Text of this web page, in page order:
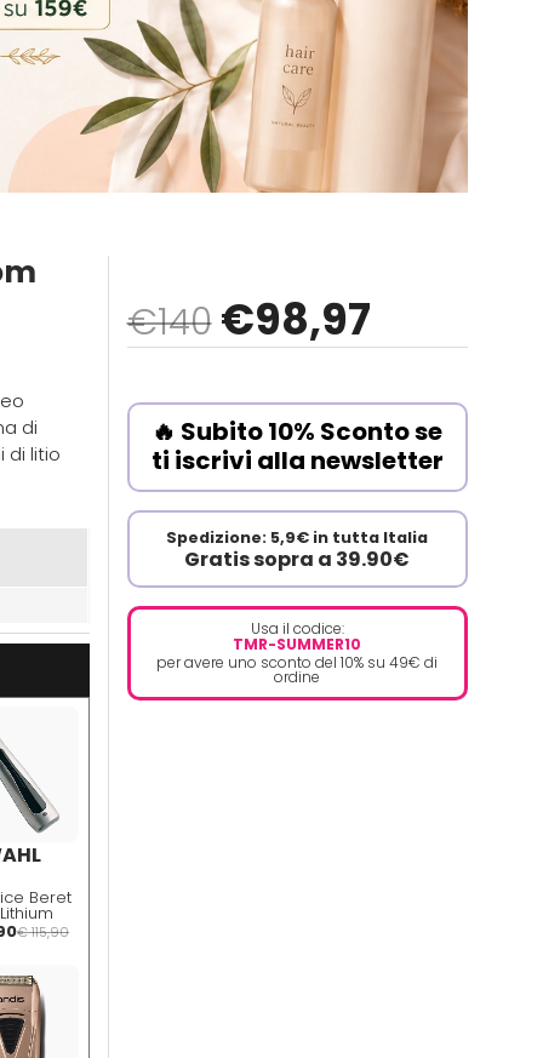
di
di litio
Beret
€ 115,90
€140 €98,97
🔥 Subito 10% Sconto se
ti iscrivi alla newsletter
Spedizione: 5,9€ in tutta Italia
Gratis sopra a 39.90€
Usa il codice:
TMR-SUMMER10
per avere uno sconto del 10% su 49€ di
ordine